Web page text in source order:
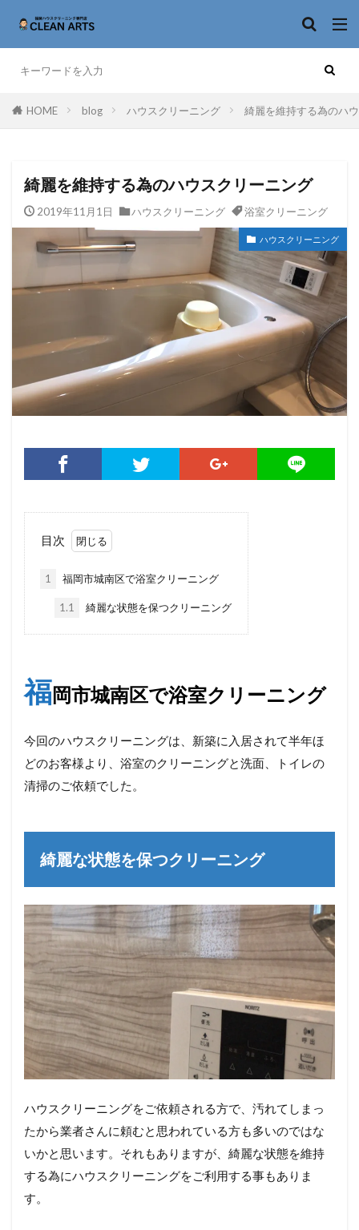
HOME blog ハウスクリーニング 綺麗を維持する為のハ
綺麗を維持する為のハウスクリーニング
2019年11月1日 ハウスクリーニング 浴室クリーニング
ハウスクリーニング
目次
1 福岡市城南区で浴室クリーニング
1.1 綺麗な状態を保つクリーニング
福岡市城南区で浴室クリーニング
今回のハウスクリーニングは、新築に入居されて半年ほ
どのお客様より、浴室のクリーニングと洗面、トイレの
清掃のご依頼でした。
綺麗な状態を保つクリーニング
ハウスクリーニングをご依頼される方で、汚れてしまっ
たから業者さんに頼むと思われている方も多いのではな
いかと思います。それもありますが、綺麗な状態を維持
する為にハウスクリーニングをご利用する事もありま
す。